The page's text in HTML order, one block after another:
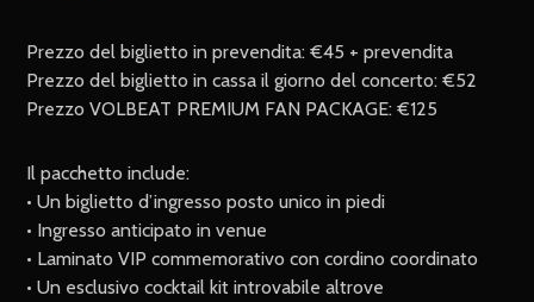
Prezzo del biglietto in prevendita: €45 + prevendita
Prezzo del biglietto in cassa il giorno del concerto: €52
Prezzo VOLBEAT PREMIUM FAN PACKAGE: €125
Il pacchetto include:
• Un biglietto d’ingresso posto unico in piedi
• Ingresso anticipato in venue
• Laminato VIP commemorativo con cordino coordinato
• Un esclusivo cocktail kit introvabile altrove